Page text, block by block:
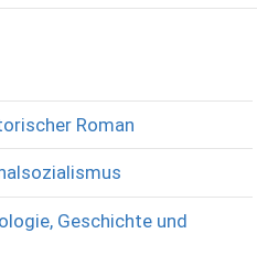
Roman
Geschichte und